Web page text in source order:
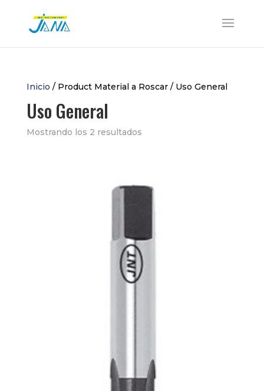
Inicio / Product Material a Roscar / Uso General
Uso General
Mostrando los 2 resultados